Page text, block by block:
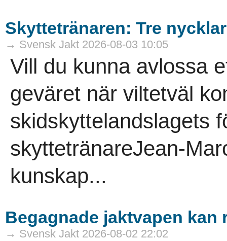
Skyttetränaren: Tre
→ Svensk Jakt 2026-08-03 10:05
Vill du kunna avlossa
geväret när viltetväl
skidskyttelandslagets
skyttetränareJean-
kunskap...
Begagnade jaktvapen kan
→ Svensk Jakt 2026-08-02 22:02